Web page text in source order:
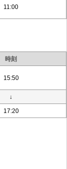
11:00
時刻
15:50
↓
17:20